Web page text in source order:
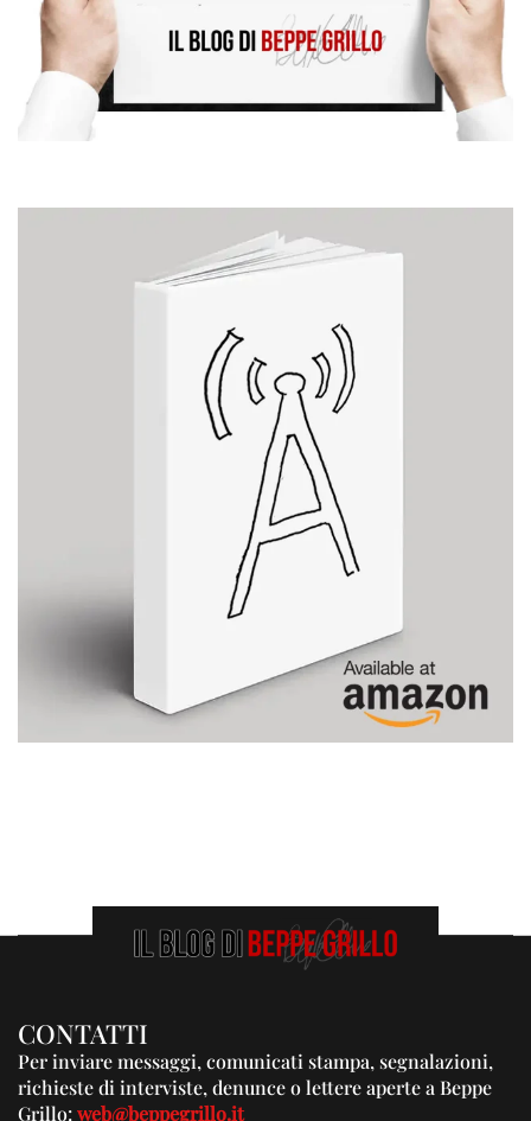
CONTATTI
Per inviare messaggi, comunicati stampa, segnalazioni,
richieste di interviste, denunce o lettere aperte a Beppe
Grillo:web@beppegrillo.it